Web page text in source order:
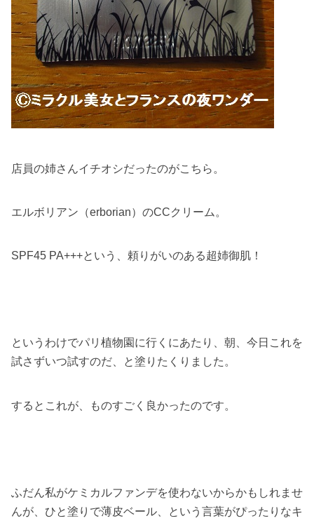
店員の姉さんイチオシだったのがこちら。
エルボリアン（erborian）のCCクリーム。
SPF45 PA+++という、頼りがいのある超姉御肌！
というわけでパリ植物園に行くにあたり、朝、今日これを
試さずいつ試すのだ、と塗りたくりました。
するとこれが、ものすごく良かったのです。
ふだん私がケミカルファンデを使わないからかもしれませ
んが、ひと塗りで薄皮ベール、という言葉がぴったりなキ